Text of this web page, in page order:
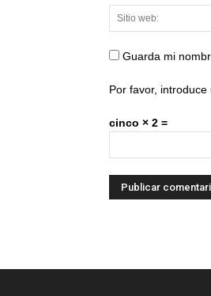
Guarda mi
Por favor,
cinco × 2 =